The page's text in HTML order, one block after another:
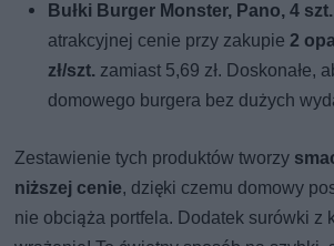
Bułki Burger Monster, Pano, 4
atrakcyjnej cenie przy zakupie2
zł/szt. zamiast 5,69 zł. Doskonałe,
domowego burgera bez dużych
Zestawienie tych produktów tworzy
niższej cenie, dzięki czemu domowy
nie obciąża portfela. Dodatek surówki z